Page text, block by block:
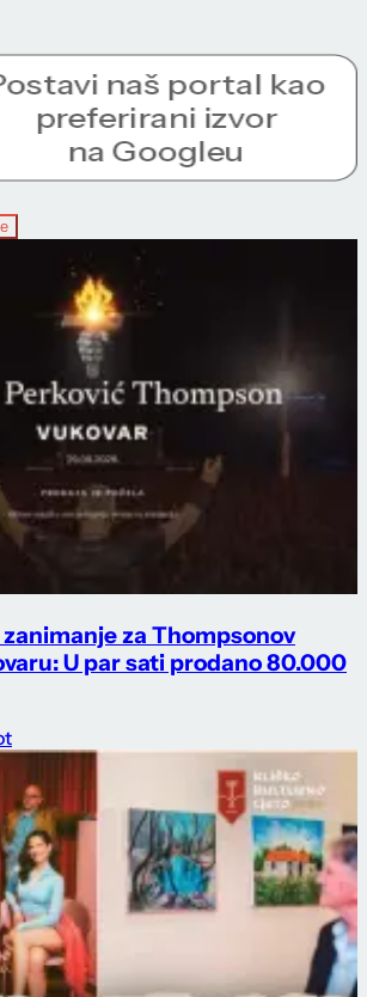
za Thompsonov
U par sati prodano 80.000